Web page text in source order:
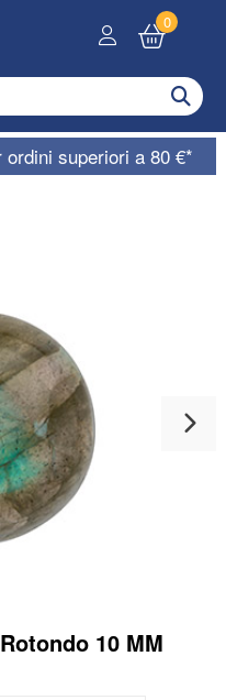
0
ordini superiori a 80 €*
10 MM